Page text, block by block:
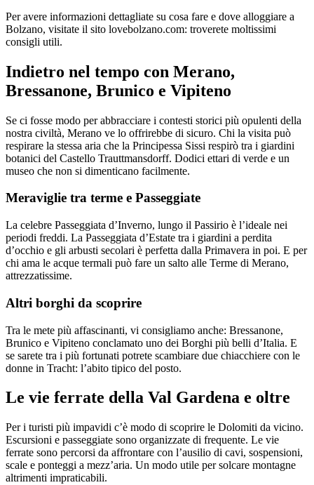
Per avere informazioni dettagliate su cosa fare e dove alloggiare a
Bolzano, visitate il sito lovebolzano.com: troverete moltissimi
consigli utili.
Indietro nel tempo con Merano,
Bressanone, Brunico e Vipiteno
Se ci fosse modo per abbracciare i contesti storici più opulenti della
nostra civiltà, Merano ve lo offrirebbe di sicuro. Chi la visita può
respirare la stessa aria che la Principessa Sissi respirò tra i giardini
botanici del Castello Trauttmansdorff. Dodici ettari di verde e un
museo che non si dimenticano facilmente.
Meraviglie tra terme e Passeggiate
La celebre Passeggiata d’Inverno, lungo il Passirio è l’ideale nei
periodi freddi. La Passeggiata d’Estate tra i giardini a perdita
d’occhio e gli arbusti secolari è perfetta dalla Primavera in poi. E per
chi ama le acque termali può fare un salto alle Terme di Merano,
attrezzatissime.
Altri borghi da scoprire
Tra le mete più affascinanti, vi consigliamo anche: Bressanone,
Brunico e Vipiteno conclamato uno dei Borghi più belli d’Italia. E
se sarete tra i più fortunati potrete scambiare due chiacchiere con le
donne in Tracht: l’abito tipico del posto.
Le vie ferrate della Val Gardena e oltre
Per i turisti più impavidi c’è modo di scoprire le Dolomiti da vicino.
Escursioni e passeggiate sono organizzate di frequente. Le vie
ferrate sono percorsi da affrontare con l’ausilio di cavi, sospensioni,
scale e ponteggi a mezz’aria. Un modo utile per solcare montagne
altrimenti impraticabili.